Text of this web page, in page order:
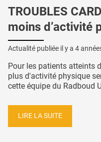
TROUBLES
moins d’activité
Actualité publiée il y a 4
Pour les patients atteints
plus d'activité physique
cette équipe du Radboud
LIRE LA SUITE